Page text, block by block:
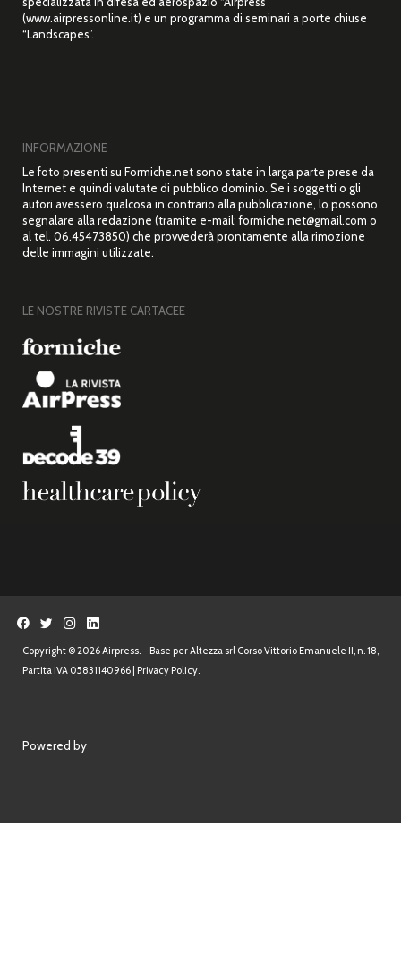
(www.airpressonline.it) e un programma di seminari a porte chiuse
“Landscapes”.
INFORMAZIONE
Le foto presenti su Formiche.net sono state in larga parte prese da
Internet e quindi valutate di pubblico dominio. Se i soggetti o gli
autori avessero qualcosa in contrario alla pubblicazione, lo possono
segnalare alla redazione (tramite e-mail: formiche.net@gmail.com o
al tel. 06.45473850) che provvederà prontamente alla rimozione
delle immagini utilizzate.
LE NOSTRE RIVISTE CARTACEE
Copyright © 2026 Airpress. – Base per Altezza srl Corso Vittorio Emanuele II, n. 18,
Partita IVA 05831140966 | Privacy Policy.
Powered by